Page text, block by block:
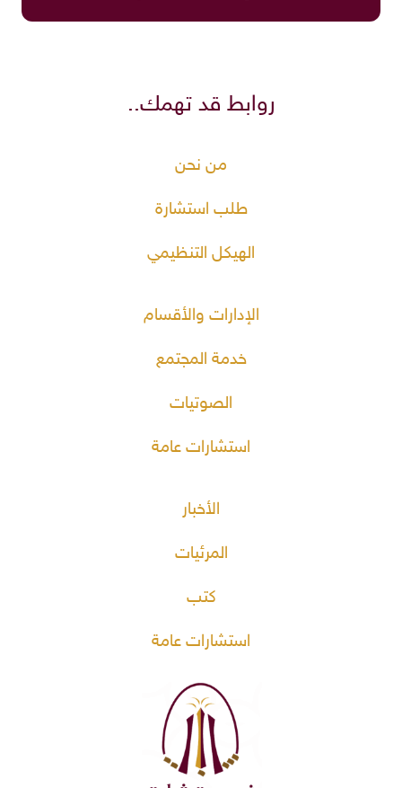
روابط قد تهمك..
من نحن
طلب استشارة
الهيكل التنظيمي
الإدارات والأقسام
خدمة المجتمع
الصوتيات
استشارات عامة
الأخبار
المرئيات
كتب
استشارات عامة